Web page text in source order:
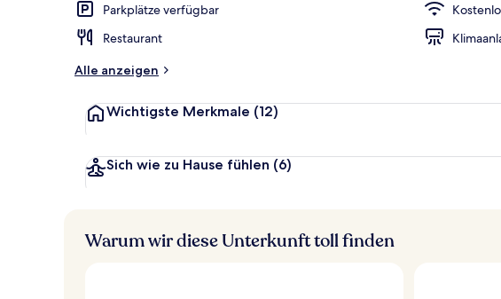
Parkplätze verfügbar
Restaurant
Alle anzeigen
Wichtigste Merkmale (12)
Sich wie zu Hause fühlen (6)
Warum wir diese Unterkunft toll finden